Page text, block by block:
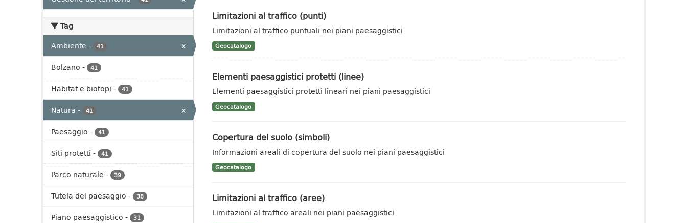
Tag
Ambiente - 41
x
Bolzano - 41
Habitat e biotopi - 41
Natura - 41
x
Paesaggio - 41
Siti protetti - 41
Parco naturale - 39
Tutela del paesaggio - 38
Piano paesaggistico - 31
Limitazioni al traffico (punti)
Limitazioni al traffico puntuali nei piani paesaggistici
Geocatalogo
Elementi paesaggistici protetti (linee)
Elementi paesaggistici protetti lineari nei piani paesaggistici
Geocatalogo
Copertura del suolo (simboli)
Informazioni areali di copertura del suolo nei piani paesaggistici
Geocatalogo
Limitazioni al traffico (aree)
Limitazioni al traffico areali nei piani paesaggistici